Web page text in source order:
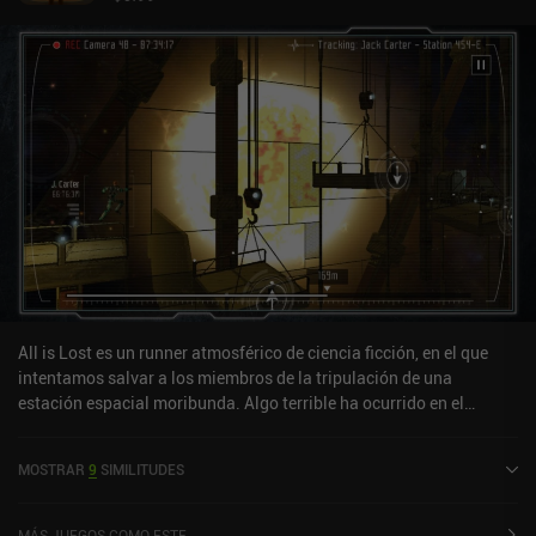
All is Lost es un runner atmosférico de ciencia ficción, en el que
intentamos salvar a los miembros de la tripulación de una
estación espacial moribunda. Algo terrible ha ocurrido en el
Deslizamos el dedo por la parte izquierda de la pantalla para
parte derecha de la pantalla en cuatro direcciones para accionar
MOSTRAR 9 SIMILITUDES